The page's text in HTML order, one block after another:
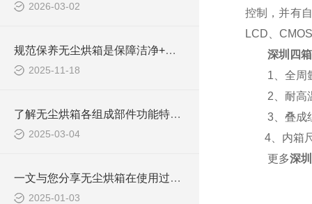
2026-03-02
规范保养无尘烘箱是保障洁净+恒温双重要求的关键
2025-11-18
了解无尘烘箱各组成部件功能特点才能好的使用它
2025-03-04
一文与您分享无尘烘箱在使用过程中的常见问题相应解决方法
2025-01-03
控制，并有
LCD、
深圳四
1、全周氩
2、耐高温
3、叠成组
4、内箱尺
更多深